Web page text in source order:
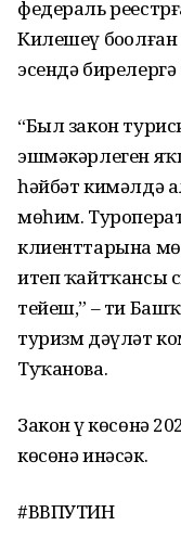
федераль
Килешеү
эсендә
“Был закон
эшмәкәрлеген
һәйбәт кимәлдә
мөһим.
клиенттарына
итеп ҡайтҡансы
тейеш,” – ти
туризм дәүләт
Туҡанова.
Закон үҙ көсөнә
көсөнә инәсәк.
#ВВПУТИН